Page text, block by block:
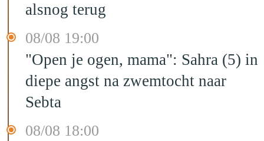
alsnog terug
08/08 19:00
"Open je ogen, mama": Sahra (5) in
diepe angst na zwemtocht naar
Sebta
08/08 18:00